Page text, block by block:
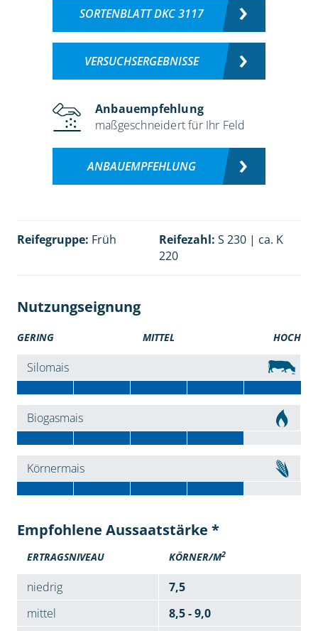
SORTENBLATT DKC 3117
VERSUCHSERGEBNISSE
Anbauempfehlung
maßgeschneidert für Ihr Feld
ANBAUEMPFEHLUNG
Reifegruppe: Früh Reifezahl: S 230 | ca. K
220
Nutzungseignung
GERING MITTEL HOCH
Silomais
Biogasmais
Körnermais
Empfohlene Aussaatstärke *
ERTRAGSNIVEAU KÖRNER/M2
niedrig
7,5
mittel
8,5 - 9,0